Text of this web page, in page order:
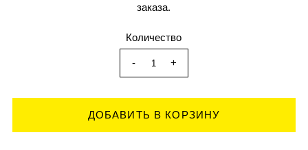
заказа.
Количество
- +